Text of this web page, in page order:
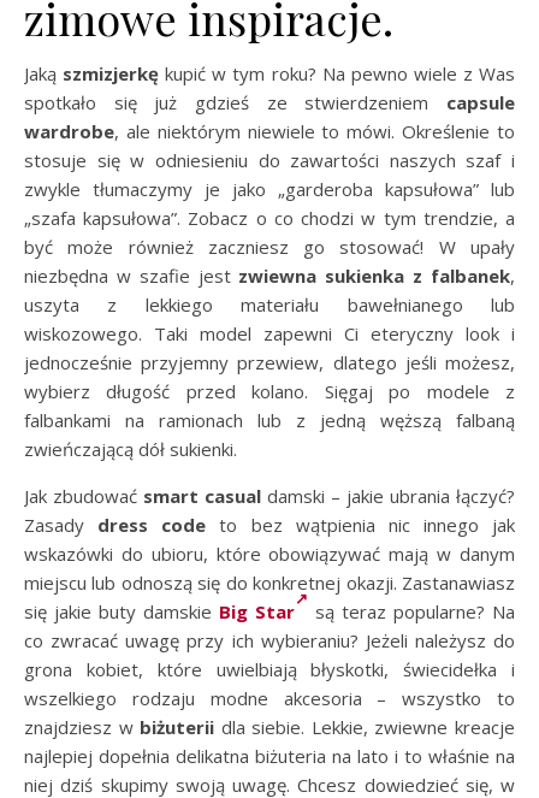
zimowe inspiracje.
Jaką szmizjerkę kupić w tym roku? Na pewno wiele z Was
spotkało się już gdzieś ze stwierdzeniem capsule
wardrobe, ale niektórym niewiele to mówi. Określenie to
stosuje się w odniesieniu do zawartości naszych szaf i
zwykle tłumaczymy je jako „garderoba kapsułowa” lub
„szafa kapsułowa”. Zobacz o co chodzi w tym trendzie, a
być może również zaczniesz go stosować! W upały
niezbędna w szafie jest zwiewna sukienka z falbanek,
uszyta z lekkiego materiału bawełnianego lub
wiskozowego. Taki model zapewni Ci eteryczny look i
jednocześnie przyjemny przewiew, dlatego jeśli możesz,
wybierz długość przed kolano. Sięgaj po modele z
falbankami na ramionach lub z jedną węższą falbaną
zwieńczającą dół sukienki.
Jak zbudować smart casual damski – jakie ubrania łączyć?
Zasady dress code to bez wątpienia nic innego jak
wskazówki do ubioru, które obowiązywać mają w danym
miejscu lub odnoszą się do konkretnej okazji. Zastanawiasz
się jakie buty damskie Big Star
są teraz popularne? Na
co zwracać uwagę przy ich wybieraniu? Jeżeli należysz do
grona kobiet, które uwielbiają błyskotki, świecidełka i
wszelkiego rodzaju modne akcesoria – wszystko to
znajdziesz w biżuterii dla siebie. Lekkie, zwiewne kreacje
najlepiej dopełnia delikatna biżuteria na lato i to właśnie na
niej dziś skupimy swoją uwagę. Chcesz dowiedzieć się, w